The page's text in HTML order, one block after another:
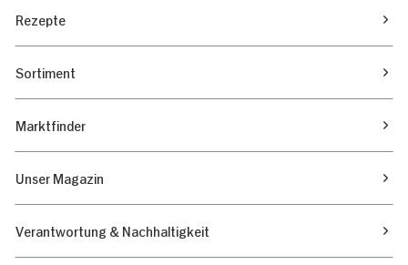
Rezepte
Sortiment
Marktfinder
Unser Magazin
Verantwortung & Nachhaltigkeit